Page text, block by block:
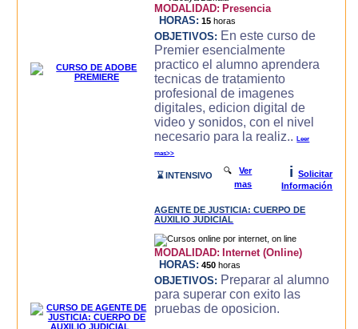
MODALIDAD: Presencia
HORAS: 15 horas
OBJETIVOS: En este curso de
Premier esencialmente
practico el alumno aprendera
tecnicas de tratamiento
profesional de imagenes
digitales, edicion digital de
video y sonidos, con el nivel
necesario para la realiz..Leer
mas>>
⌛ INTENSIVO 🔍Ver
mas
i
Solicitar
Información
AGENTE DE JUSTICIA: CUERPO DE
AUXILIO JUDICIAL
MODALIDAD: Internet (Online)
HORAS: 450 horas
OBJETIVOS: Preparar al alumno
para superar con exito las
pruebas de oposicion.